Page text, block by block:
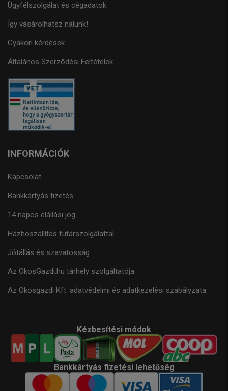
Ügyfélszolgálat és cégadatok
Így vásárolhatsz nálunk!
Gyakori kérdések
Általános Szerződési Feltételek
INFORMÁCIÓK
Kapcsolat
Bankkártyás fizetés
14 napos elállási jog
Házhoszállítás futárszolgálattal
Jótállás és szavatosság
Az OkosGazdi.hu tárhely szolgáltatója
Az Okosgazdi Kft. adatvédelmi és adatkezelési szabályzata
Kézbesítési módok
Bankkártyás fizetési lehetőség